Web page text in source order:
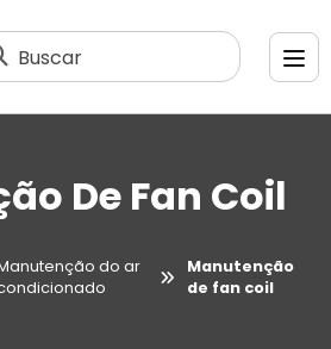
Buscar
De Fan Coil
do ar
Manutenção
de fan coil